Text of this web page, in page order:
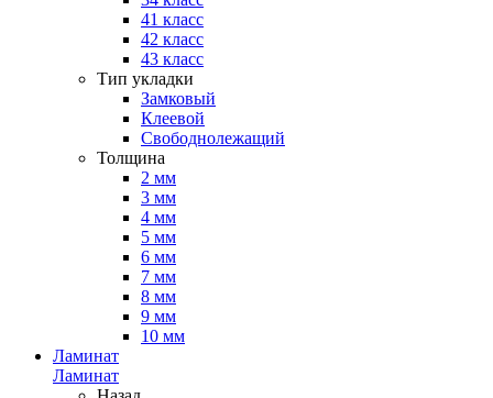
41 класс
42 класс
43 класс
Тип укладки
Замковый
Клеевой
Свободнолежащий
Толщина
2 мм
3 мм
4 мм
5 мм
6 мм
7 мм
8 мм
9 мм
10 мм
Ламинат
Ламинат